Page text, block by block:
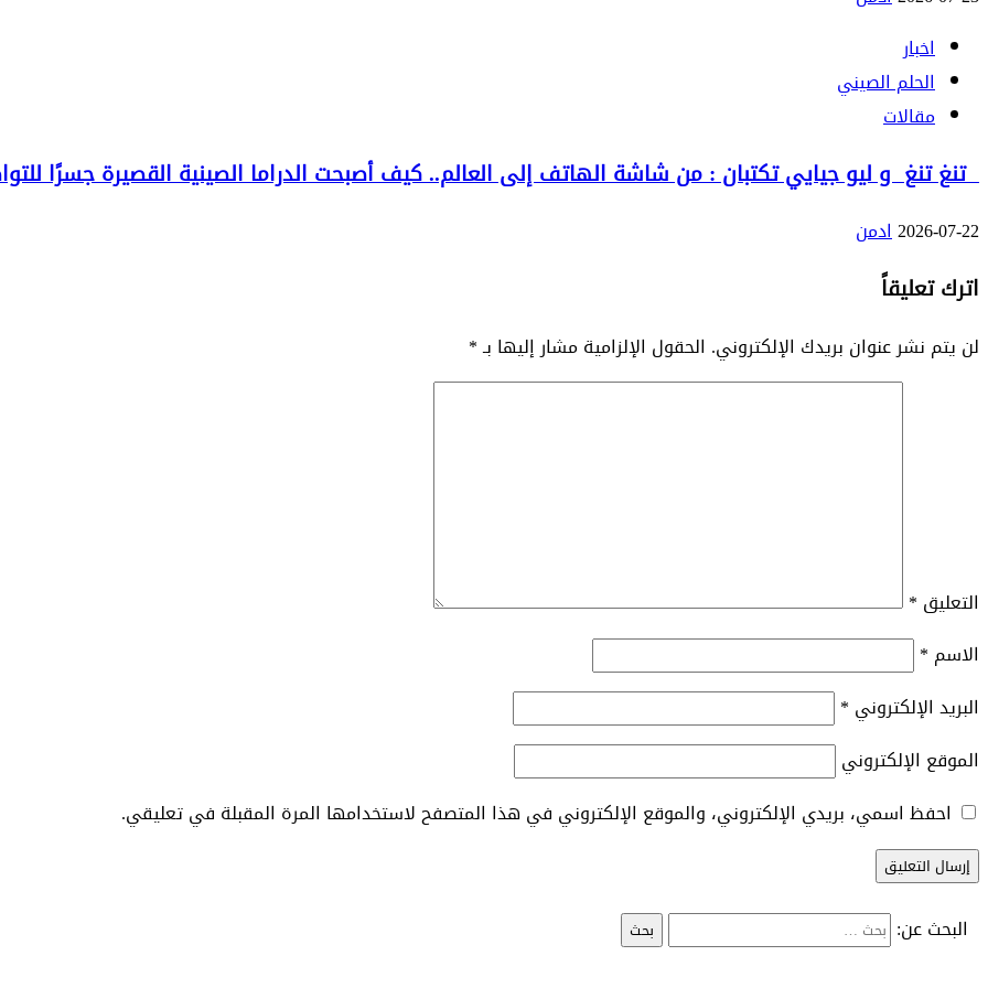
اخبار
الحلم الصيني
مقالات
تنغ تنغ و ليو جيايي تكتبان : من شاشة الهاتف إلى العالم.. كيف أصبحت الدراما الصينية القصيرة جسرًا
2026-07-22ادمن
اترك تعليقاً
لن يتم نشر عنوان بريدك الإلكتروني. الحقول الإلزامية مشار إليها بـ*
التعليق *
الاسم *
البريد الإلكتروني *
الموقع الإلكتروني
احفظ اسمي، بريدي الإلكتروني، والموقع الإلكتروني في هذا المتصفح لاستخدامها المرة المقبلة في تعليقي.
البحث عن: